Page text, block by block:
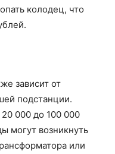
колодец, что
зависит от
подстанции.
000 до 100 000
могут возникнуть
или